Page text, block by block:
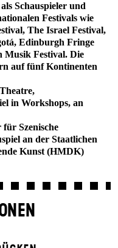
Schauspieler und
Festivals wie
The Israel Festival,
Edinburgh Fringe
Musik Festival. Die
auf fünf Kontinenten
in Workshops, an
für Szenische
an der Staatlichen
Kunst (HMDK)